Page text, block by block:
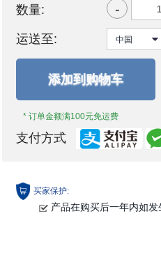
数量:
-
运送至:
添加到购物车
* 订单金额满100元免运费
支付方式
买家保护:
产品在购买后一年内如发